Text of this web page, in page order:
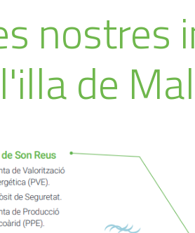
nostres
de